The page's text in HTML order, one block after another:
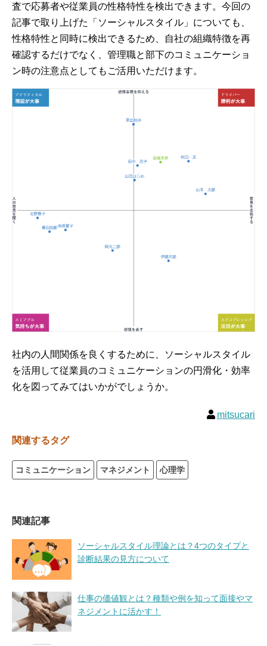
査で応募者や従業員の性格特性を検出できます。今回の
記事で取り上げた「ソーシャルスタイル」についても、
性格特性と同時に検出できるため、自社の組織特徴を再
確認するだけでなく、管理職と部下のコミュニケーショ
ン時の注意点としてもご活用いただけます。
社内の人間関係を良くするために、ソーシャルスタイル
を活用して従業員のコミュニケーションの円滑化・効率
化を図ってみてはいかがでしょうか。
mitsucari
関連するタグ
コミュニケーション マネジメント 心理学
関連記事
ソーシャルスタイル理論とは？4つのタイプと
診断結果の見方について
仕事の価値観とは？種類や例を知って面接やマ
ネジメントに活かす！